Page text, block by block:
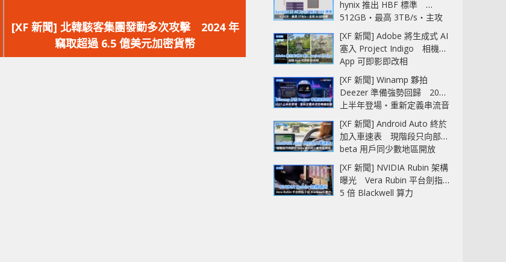
一
篇
文
[XF 新聞] 北韓駭客集團發動多次攻擊 2024 年
竊取超過 6.5 億美元加密貨幣
hynix 推出 HBF 標準
512GB‧最高 3TB/s‧主攻
AI 記憶體
[XF 新聞] Adobe 將生成式 AI
塞入 Project Indigo 相機
App 可即影即改相
[XF 新聞] Winamp 夥拍
Deezer 準備強勢回歸 2027
上半年登場‧重新定義串流音
樂播放器
[XF 新聞] Android Auto 終於
加入車速表 現階段只向部分
beta 用戶同少數地區開放
[XF 新聞] NVIDIA Rubin 架構
曝光 Vera Rubin 平台劍指
5 倍 Blackwell 算力